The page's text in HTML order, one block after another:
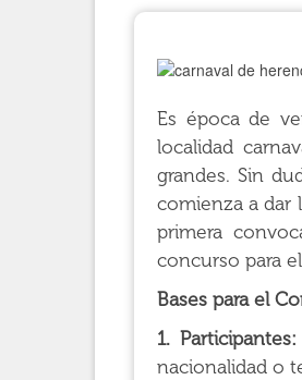
Es época de
localidad
grandes. Sin
comienza a dar
primera
concurso para
Bases para el
1.
nacionalidad o